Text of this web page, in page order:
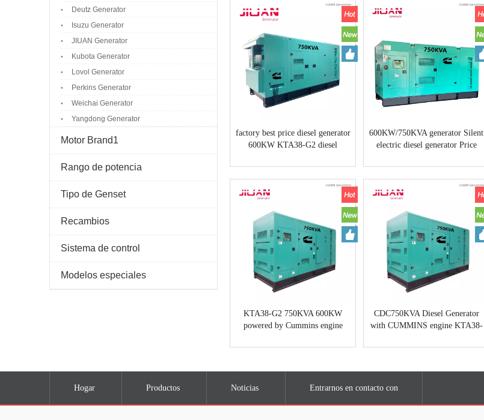
Deutz Generator
Isuzu Generator
JIUAN Generator
Kubota Generator
Lovol Generator
Perkins Generator
Weichai Generator
Yangdong Generator
Motor Brand1
Rango de potencia
Tipo de Genset
Recambios
Sistema de control
Modelos especiales
factory best price diesel generator
600KW KTA38-G2 diesel
600KW/750KVA generator Silent
electric diesel generator Price
KTA38-G2
KTA38-G2 750KVA 600KW
powered by Cummins engine
generator Guangzhou
CDC750KVA Diesel Generator
with CUMMINS engine KTA38-
Hogar Productos Noticias Entrarnos en contacto con